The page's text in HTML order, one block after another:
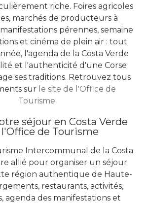
riche. Foires agricoles
marchés de producteurs à
pérennes, semaine
et cinéma de plein air : tout
l'agenda de la Costa Verde
et l'authenticité d'une Corse
ses traditions. Retrouvez tous
sur le site de l'Office de
Tourisme.
séjour en Costa Verde
l'Office de Tourisme
Intercommunal de la Costa
allié pour organiser un séjour
région authentique de Haute-
restaurants, activités,
agenda des manifestations et